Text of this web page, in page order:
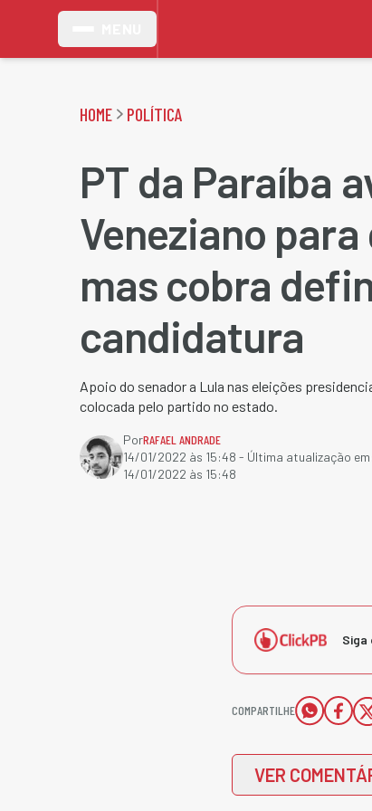
HOME POLÍTICA
PT da Paraíba
Veneziano
mas cobra
candidatura
Apoio do senador a Lula nas eleições
colocada pelo partido no estado.
PorRAFAEL ANDRADE
14/01/2022 às 15:48 - Última atualização em:
14/01/2022 às 15:48
Siga
COMPARTILHE
VER